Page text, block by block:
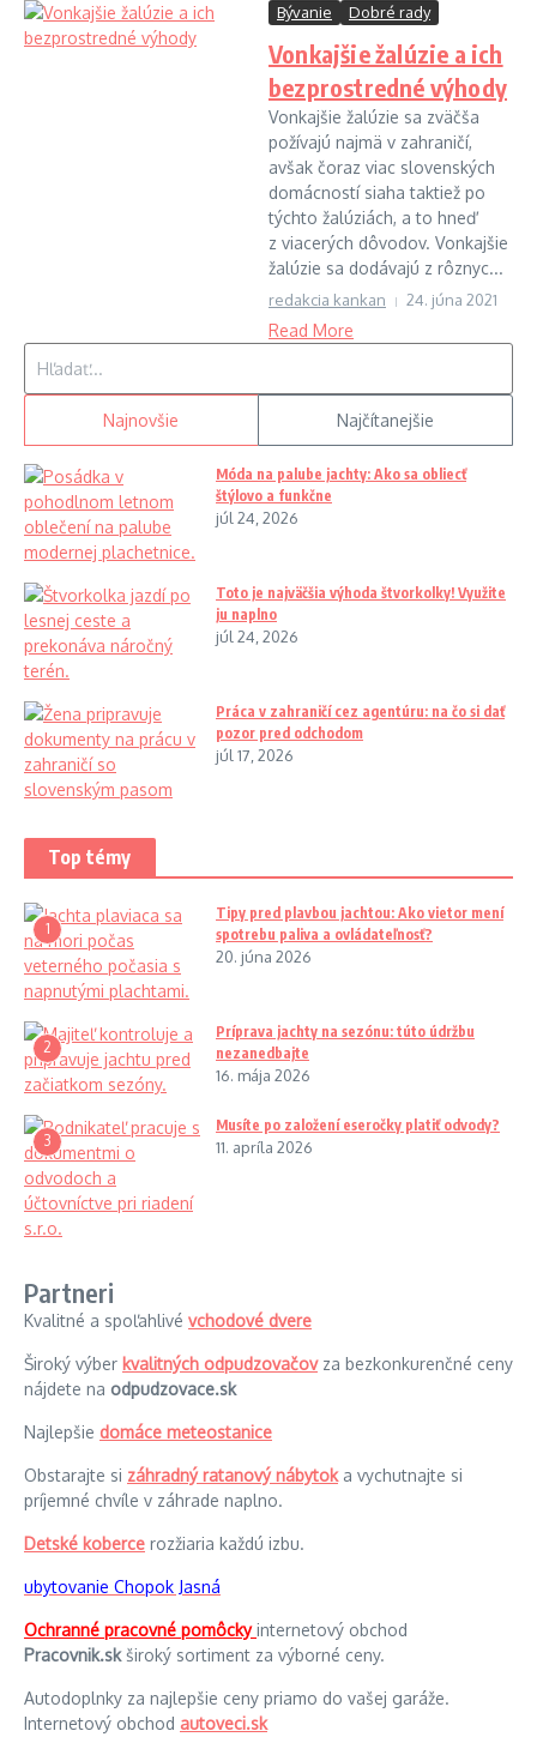
Bývanie Dobré rady
Vonkajšie žalúzie a ich
bezprostredné výhody
Vonkajšie žalúzie sa zväčša
požívajú najmä v zahraničí,
avšak čoraz viac slovenských
domácností siaha taktiež po
týchto žalúziách, a to hneď
z viacerých dôvodov. Vonkajšie
žalúzie sa dodávajú z rôznyc...
redakcia kankan 24. júna 2021
Read More
Najnovšie Najčítanejšie
Móda na palube jachty: Ako sa obliecť
štýlovo a funkčne
júl 24, 2026
Toto je najväčšia výhoda štvorkolky! Využite
ju naplno
júl 24, 2026
Práca v zahraničí cez agentúru: na čo si dať
pozor pred odchodom
júl 17, 2026
Top témy
1
Tipy pred plavbou jachtou: Ako vietor mení
spotrebu paliva a ovládateľnosť?
20. júna 2026
2
Príprava jachty na sezónu: túto údržbu
nezanedbajte
16. mája 2026
3
Musíte po založení eseročky platiť odvody?
11. apríla 2026
Partneri
Kvalitné a spoľahlivé vchodové dvere
Široký výber kvalitných odpudzovačovza bezkonkurenčné ceny
nájdete na odpudzovace.sk
Najlepšie domáce meteostanice
Obstarajte si záhradný ratanový nábytoka vychutnajte si
príjemné chvíle v záhrade naplno.
Detské koberce rozžiaria každú izbu.
ubytovanie Chopok Jasná
Ochranné pracovné pomôckyinternetový obchod
Pracovnik.skširoký sortiment za výborné ceny.
Autodoplnky za najlepšie ceny priamo do vašej garáže.
Internetový obchod autoveci.sk